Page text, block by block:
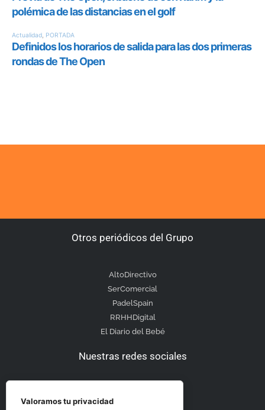
Otros periódicos del Grupo
AltoDirectivo
SerComercial
PadelSpain
RRHHDigital
El Diario del Bebé
Nuestras redes sociales
Valoramos tu privacidad